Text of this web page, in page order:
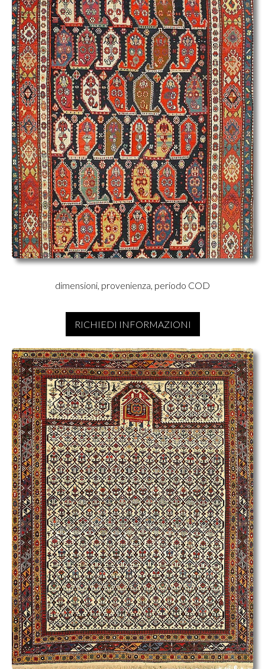
dimensioni, provenienza, periodo COD
RICHIEDI INFORMAZIONI